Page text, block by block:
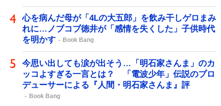
心を病んだ母が「4Lの大五郎」を飲み干しゲロまみ
れに…ノブコブ徳井が「感情を失くした」子供時代
を明かす
Book Bang
今思い出しても涙が出そう…「明石家さんま」のカ
ッコよすぎる一言とは？ 「電波少年」伝説のプロ
デューサーによる『人間・明石家さんま』評
Book Bang